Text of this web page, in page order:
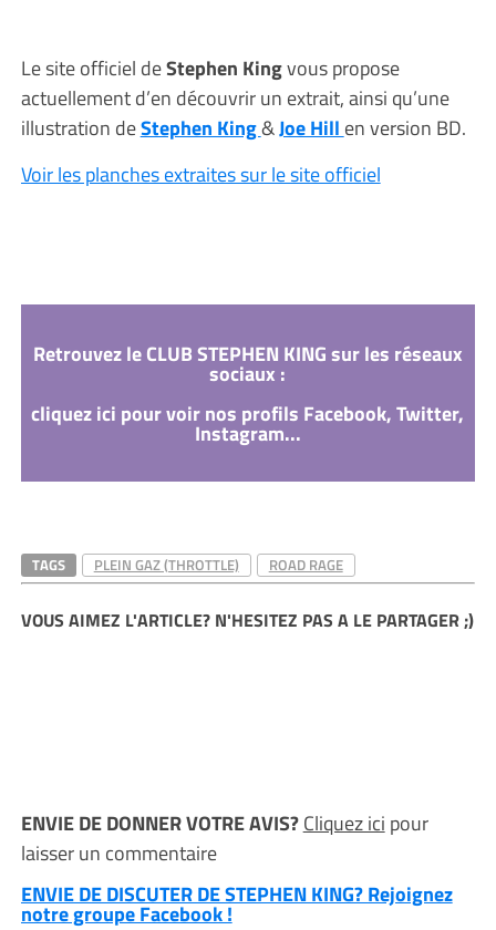
Le site officiel deStephen Kingvous propose
actuellement d’en découvrir un extrait, ainsi qu’une
illustration deStephen King&Joe Hill en version BD.
Voir les planches extraites sur le site officiel
Retrouvez le CLUB STEPHEN KING sur les réseaux
sociaux :
cliquez ici pour voir nos profils Facebook, Twitter,
Instagram...
TAGS PLEIN GAZ (THROTTLE) ROAD RAGE
VOUS AIMEZ L'ARTICLE? N'HESITEZ PAS A LE PARTAGER ;)
ENVIE DE DONNER VOTRE AVIS?Cliquez ici pour
laisser un commentaire
ENVIE DE DISCUTER DE STEPHEN KING? Rejoignez
notre groupe Facebook !